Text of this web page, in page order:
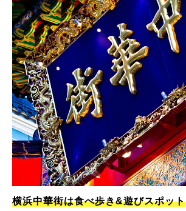
横浜中華街は食べ歩き&遊びスポット